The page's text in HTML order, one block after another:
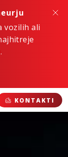
vozilih ali
KONTAKTI